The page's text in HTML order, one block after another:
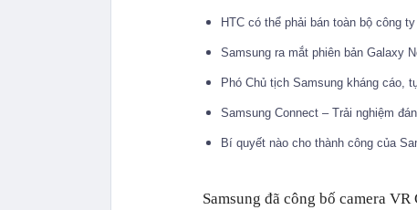
HTC có thể phải bán toàn bộ công
Samsung ra mắt phiên bản Galaxy
Phó Chủ tịch Samsung kháng cáo,
Samsung Connect – Trải nghiệm
Bí quyết nào cho thành công của
Samsung đã công bố camera